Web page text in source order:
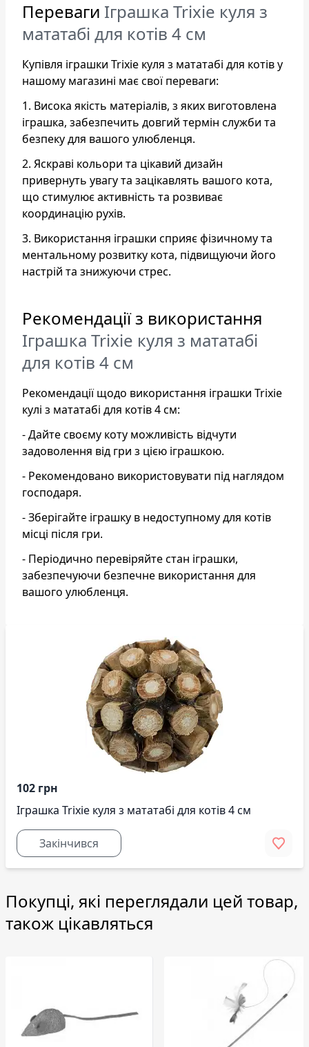
Переваги Іграшка Trixie куля з
мататабі для котів 4 см
Купівля іграшки Trixie куля з мататабі для котів у
нашому магазині має свої переваги:
1. Висока якість матеріалів, з яких виготовлена
іграшка, забезпечить довгий термін служби та
безпеку для вашого улюбленця.
2. Яскраві кольори та цікавий дизайн
привернуть увагу та зацікавлять вашого кота,
що стимулює активність та розвиває
координацію рухів.
3. Використання іграшки сприяє фізичному та
ментальному розвитку кота, підвищуючи його
настрій та знижуючи стрес.
Рекомендації з використання
Іграшка Trixie куля з мататабі
для котів 4 см
Рекомендації щодо використання іграшки Trixie
кулі з мататабі для котів 4 см:
- Дайте своєму коту можливість відчути
задоволення від гри з цією іграшкою.
- Рекомендовано використовувати під наглядом
господаря.
- Зберігайте іграшку в недоступному для котів
місці після гри.
- Періодично перевіряйте стан іграшки,
забезпечуючи безпечне використання для
вашого улюбленця.
102 грн
Іграшка Trixie куля з мататабі для котів 4 см
Закінчився
Покупці, які переглядали цей товар,
також цікавляться